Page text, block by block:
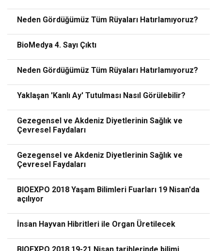
Neden Gördüğümüz Tüm Rüyaları Hatırlamıyoruz?
BioMedya 4. Sayı Çıktı
Neden Gördüğümüz Tüm Rüyaları Hatırlamıyoruz?
Yaklaşan 'Kanlı Ay' Tutulması Nasıl Görülebilir?
Gezegensel ve Akdeniz Diyetlerinin Sağlık ve
Çevresel Faydaları
Gezegensel ve Akdeniz Diyetlerinin Sağlık ve
Çevresel Faydaları
BIOEXPO 2018 Yaşam Bilimleri Fuarları 19 Nisan'da
açılıyor
İnsan Hayvan Hibritleri ile Organ Üretilecek